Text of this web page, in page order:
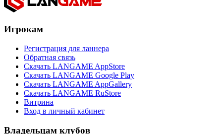
Игрокам
Регистрация для ланнера
Обратная связь
Скачать LANGAME AppStore
Скачать LANGAME Google Play
Скачать LANGAME AppGallery
Скачать LANGAME RuStore
Витрина
Вход в личный кабинет
Владельцам клубов